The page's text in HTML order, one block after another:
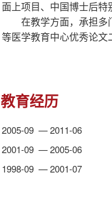
面上项目、中国博士后特
在教学方面，承担多
等医学教育中心优秀论文
教育经历
2005-09 — 2011-06
2001-09 — 2005-06
1998-09 — 2001-07